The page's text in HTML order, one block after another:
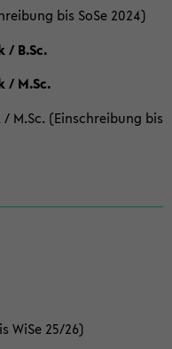
bis SoSe 2024)
/ B.Sc.
/ M.Sc.
(Einschreibung bis
WiSe 25/26)